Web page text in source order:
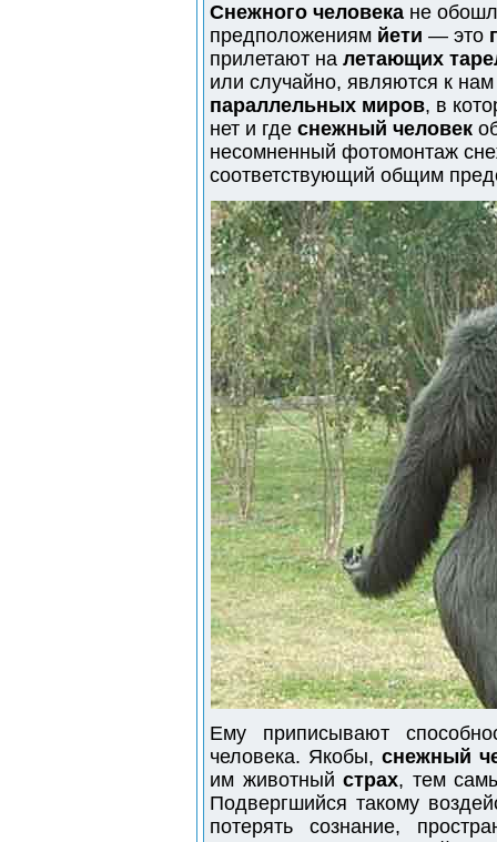
Снежного человека не
предположениям йети — это
прилетают на летающих
или случайно, являются к
параллельных миров, в
нет и где снежный человек
несомненный фотомонтаж
соответствующий общим
Ему приписывают
человека. Якобы,снежный
им животныйстрах, тем
Подвергшийся такому
потерять сознание,